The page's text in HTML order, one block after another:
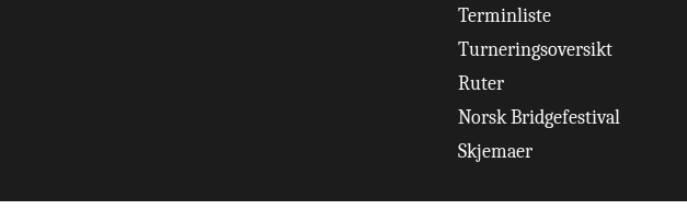
Terminliste
Turneringsoversikt
Ruter
Norsk Bridgefestival
Skjemaer